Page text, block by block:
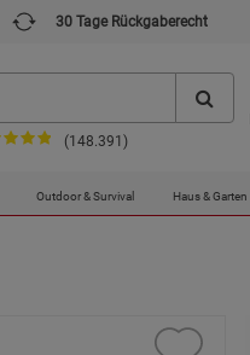
30 Tage Rückgaberecht
(148.391)
Outdoor & Survival Haus & Garten